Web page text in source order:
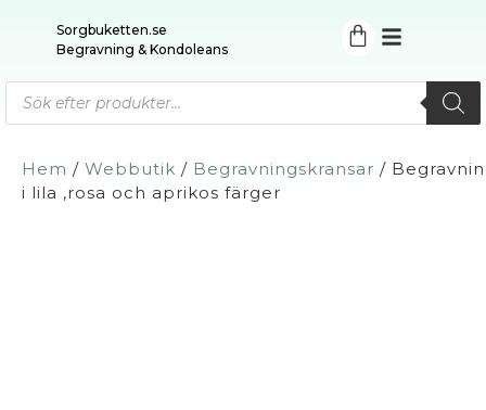
Sorgbuketten.se
Begravning & Kondoleans
Hem / Webbutik / Begravningskransar /
i lila ,rosa och aprikos färger